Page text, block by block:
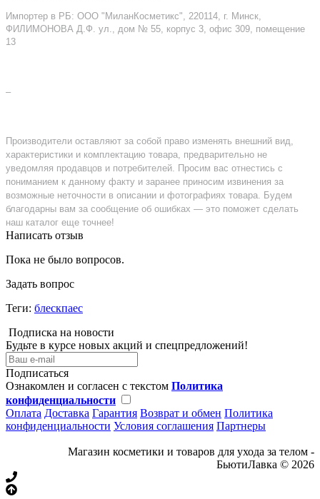
Импортер в РБ: ООО "МиланКосметикс", 220114, г. Минск,
ФИЛИМОНОВА Д.Ф. ул., дом № 55, корпус 3, офис 309, помещение
13
–
Производители оставляют за собой право изменять внешний вид,
характеристики и комплектацию товара, предварительно не
уведомляя продавцов и потребителей. Просим вас отнестись с
пониманием к данному факту и заранее приносим извинения за
возможные неточности в описании и фотографиях товара. Будем
благодарны вам за сообщение об ошибках — это поможет сделать
наш каталог еще точнее!
Написать отзыв
Пока не было вопросов.
Задать вопрос
Теги: блескпаес
Подписка на новости
Будьте в курсе новых акций и спецпредложений!
Подписаться
Ознакомлен и согласен с текстом Политика
конфиденциальности
Оплата Доставка Гарантия Возврат и обмен Политика
конфиденциальности Условия соглашения Партнеры
Магазин косметики и товаров для ухода за телом -
БьютиЛавка © 2026